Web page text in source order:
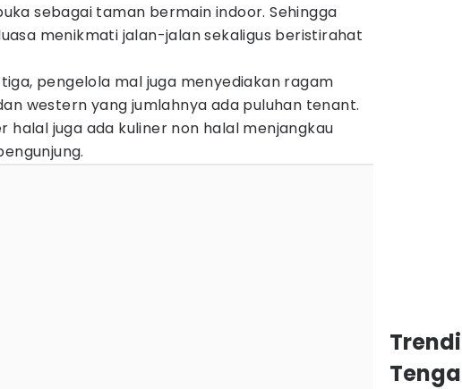
sebagai taman bermain indoor. Sehingga
menikmati jalan-jalan sekaligus beristirahat
pengelola mal juga menyediakan ragam
western yang jumlahnya ada puluhan tenant.
halal juga ada kuliner non halal menjangkau